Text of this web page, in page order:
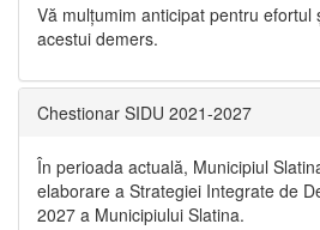
Vă mulţumim anticipat pentru efortul
acestui demers.
Chestionar SIDU 2021-2027
În perioada actuală, Municipiul
elaborare a Strategiei Integrate de
2027 a Municipiului Slatina.